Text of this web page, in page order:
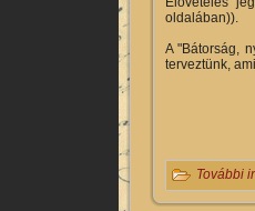
oldalában)).
A "Bátorság,
terveztünk,
További